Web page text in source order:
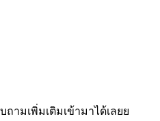
ามเพิ่มเติมเข้ามาได้เลยย